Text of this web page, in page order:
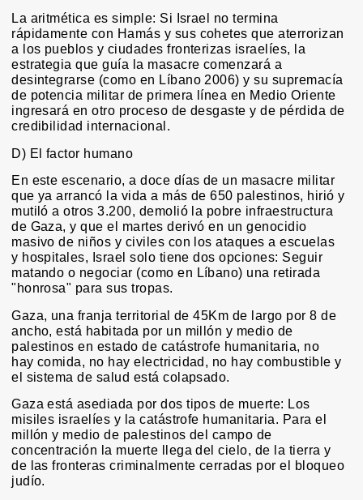
La aritmética es simple: Si Israel no termina
rápidamente con Hamás y sus cohetes que aterrorizan
a los pueblos y ciudades fronterizas israelíes, la
estrategia que guía la masacre comenzará a
desintegrarse (como en Líbano 2006) y su supremacía
de potencia militar de primera línea en Medio Oriente
ingresará en otro proceso de desgaste y de pérdida de
credibilidad internacional.
D) El factor humano
En este escenario, a doce días de un masacre militar
que ya arrancó la vida a más de 650 palestinos, hirió y
mutiló a otros 3.200, demolió la pobre infraestructura
de Gaza, y que el martes derivó en un genocidio
masivo de niños y civiles con los ataques a escuelas
y hospitales, Israel solo tiene dos opciones: Seguir
matando o negociar (como en Líbano) una retirada
"honrosa" para sus tropas.
Gaza, una franja territorial de 45Km de largo por 8 de
ancho, está habitada por un millón y medio de
palestinos en estado de catástrofe humanitaria, no
hay comida, no hay electricidad, no hay combustible y
el sistema de salud está colapsado.
Gaza está asediada por dos tipos de muerte: Los
misiles israelíes y la catástrofe humanitaria. Para el
millón y medio de palestinos del campo de
concentración la muerte llega del cielo, de la tierra y
de las fronteras criminalmente cerradas por el bloqueo
judío.